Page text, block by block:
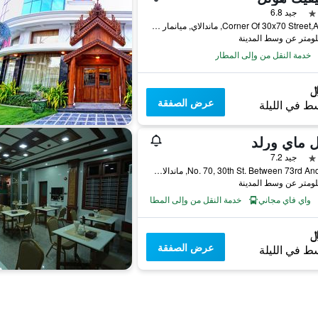
جيد 6.8
Corner Of 30x70 Street,Across, ماندالاي, ميانمار (بورما)
خدمة النقل من وإلى المطار
في الليلة عرض الصفقة
ماي ورلد
جيد 7.2
No. 70, 30th St. Between 73rd And 74th, ماندالاي, ميانمار (بورما)
واي فاي مجاني خدمة النقل من وإلى المطار
في الليلة عرض الصفقة